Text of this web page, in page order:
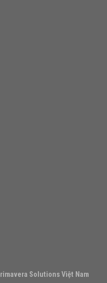
Solutions Việt Nam